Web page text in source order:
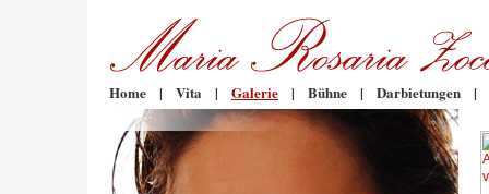
Home | Vita | Galerie | Bühne | Darbietungen |